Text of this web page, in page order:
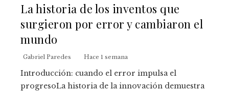
La historia de los inventos que
surgieron por error y cambiaron el
mundo
Gabriel Paredes Hace 1 semana
Introducción: cuando el error impulsa el
progresoLa historia de la innovación demuestra